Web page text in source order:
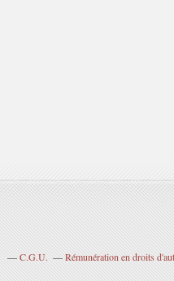
C.G.U. Rémunération en droits